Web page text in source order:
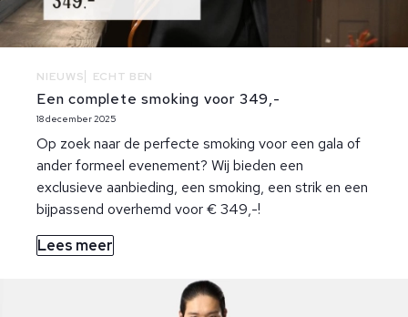
NIEUWS ECHT BEN
Een complete smoking voor 349,-
18 december 2025
Op zoek naar de perfecte smoking voor een gala of
ander formeel evenement? Wij bieden een
exclusieve aanbieding, een smoking, een strik en een
bijpassend overhemd voor € 349,-!
Lees meer